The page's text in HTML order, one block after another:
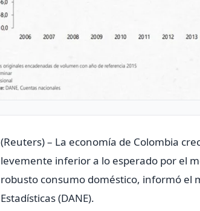
(Reuters) – La economía de Colombia
levemente inferior a lo esperado por el
robusto consumo doméstico, informó el
Estadísticas (DANE).